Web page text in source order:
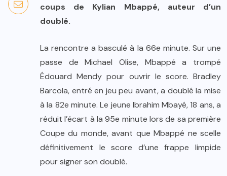
coups de Kylian Mbappé, auteur d’un
doublé.
La rencontre a basculé à la 66e minute. Sur une
passe de Michael Olise, Mbappé a trompé
Édouard Mendy pour ouvrir le score. Bradley
Barcola, entré en jeu peu avant, a doublé la mise
à la 82e minute. Le jeune Ibrahim Mbayé, 18 ans, a
réduit l’écart à la 95e minute lors de sa première
Coupe du monde, avant que Mbappé ne scelle
définitivement le score d’une frappe limpide
pour signer son doublé.